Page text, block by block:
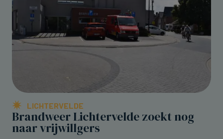
LICHTERVELDE
Brandweer Lichtervelde zoekt nog
naar vrijwillgers